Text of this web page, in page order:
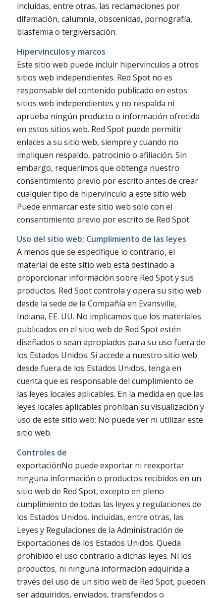
incluidas, entre otras, las reclamaciones por
difamación, calumnia, obscenidad, pornografía,
blasfemia o tergiversación.
Hipervínculos y marcos
Este sitio web puede incluir hipervínculos a otros
sitios web independientes. Red Spot no es
responsable del contenido publicado en estos
sitios web independientes y no respalda ni
aprueba ningún producto o información ofrecida
en estos sitios web. Red Spot puede permitir
enlaces a su sitio web, siempre y cuando no
impliquen respaldo, patrocinio o afiliación. Sin
embargo, requerimos que obtenga nuestro
consentimiento previo por escrito antes de crear
cualquier tipo de hipervínculo a este sitio web.
Puede enmarcar este sitio web solo con el
consentimiento previo por escrito de Red Spot.
Uso del sitio web; Cumplimiento de las leyes
A menos que se especifique lo contrario, el
material de este sitio web está destinado a
proporcionar información sobre Red Spot y sus
productos. Red Spot controla y opera su sitio web
desde la sede de la Compañía en Evansville,
Indiana, EE. UU. No implicamos que los materiales
publicados en el sitio web de Red Spot estén
diseñados o sean apropiados para su uso fuera de
los Estados Unidos. Si accede a nuestro sitio web
desde fuera de los Estados Unidos, tenga en
cuenta que es responsable del cumplimiento de
las leyes locales aplicables. En la medida en que las
leyes locales aplicables prohíban su visualización y
uso de este sitio web; No puede ver ni utilizar este
sitio web.
Controles de
exportaciónNo puede exportar ni reexportar
ninguna información o productos recibidos en un
sitio web de Red Spot, excepto en pleno
cumplimiento de todas las leyes y regulaciones de
los Estados Unidos, incluidas, entre otras, las
Leyes y Regulaciones de la Administración de
Exportaciones de los Estados Unidos. Queda
prohibido el uso contrario a dichas leyes. Ni los
productos, ni ninguna información adquirida a
través del uso de un sitio web de Red Spot, pueden
ser adquiridos, enviados, transferidos o